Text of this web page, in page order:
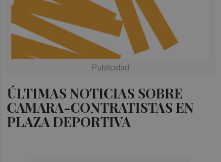
ÚLTIMAS NOTICIAS SOBRE
CAMARA-CONTRATISTAS EN
PLAZA DEPORTIVA